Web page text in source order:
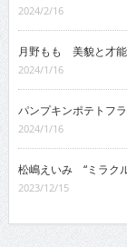
2024/2/16
月野もも 美貌と才能
2024/1/16
パンプキンポテトフ
2024/1/16
松嶋えいみ “ミラク
2023/12/15